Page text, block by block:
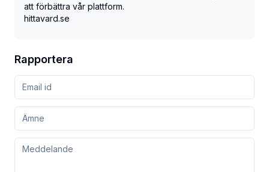
att förbättra vår plattform.
hittavard.se
Rapportera